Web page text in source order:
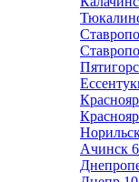
Ачинск 6